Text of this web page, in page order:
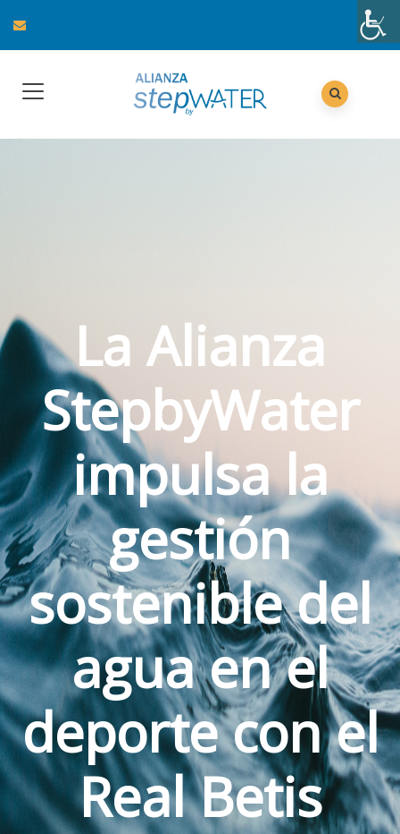
La Alianza
StepbyWater
impulsa la
gestión
sostenible del
agua en el
deporte con el
Real Betis